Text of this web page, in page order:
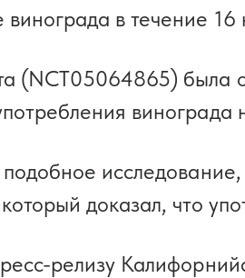
винограда в течение
(NCT05064865) была
доказал, что
релизу